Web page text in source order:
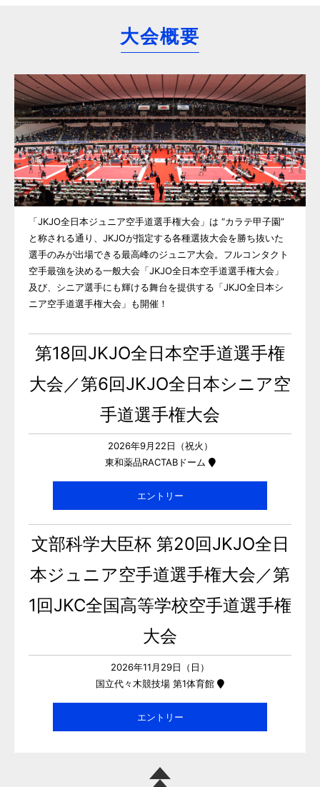
大会概要
「JKJO全日本ジュニア空手道選手権大会」は “カラテ甲子園”
と称される通り、JKJOが指定する各種選抜大会を勝ち抜いた
選手のみが出場できる最高峰のジュニア大会。フルコンタクト
空手最強を決める一般大会「JKJO全日本空手道選手権大会」
及び、シニア選手にも輝ける舞台を提供する「JKJO全日本シ
ニア空手道選手権大会」も開催！
第18回JKJO全日本空手道選手権
大会／第6回JKJO全日本シニア空
手道選手権大会
2026年9月22日（祝火）
東和薬品RACTABドーム
エントリー
文部科学大臣杯 第20回JKJO全日
本ジュニア空手道選手権大会／第
1回JKC全国高等学校空手道選手権
大会
2026年11月29日（日）
国立代々木競技場 第1体育館
エントリー